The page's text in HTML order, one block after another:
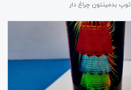
توپ بدمینتون چراغ دار